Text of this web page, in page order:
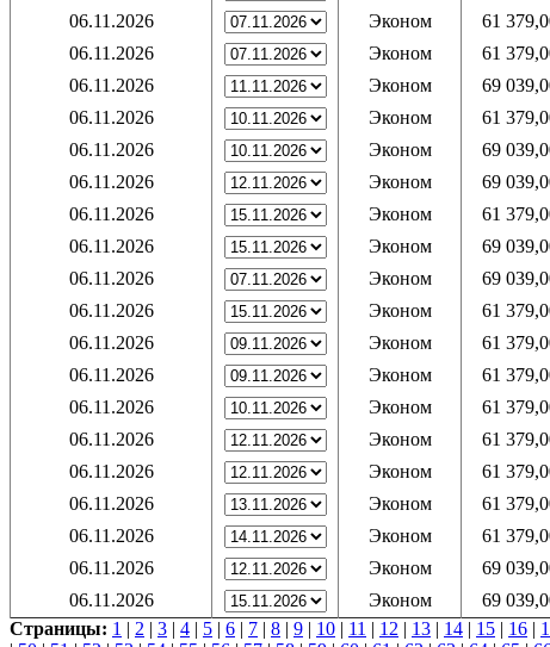
06.11.2026
Эконом 61
06.11.2026
Эконом 61
06.11.2026
Эконом 69
06.11.2026
Эконом 61
06.11.2026
Эконом 69
06.11.2026
Эконом 69
06.11.2026
Эконом 61
06.11.2026
Эконом 69
06.11.2026
Эконом 69
06.11.2026
Эконом 61
06.11.2026
Эконом 61
06.11.2026
Эконом 61
06.11.2026
Эконом 61
06.11.2026
Эконом 61
06.11.2026
Эконом 61
06.11.2026
Эконом 61
06.11.2026
Эконом 61
06.11.2026
Эконом 69
06.11.2026
Эконом 69
Страницы: 1 | 2 | 3 | 4 | 5 | 6 | 7 | 8 | 9 | 10 | 11 | 12 | 13 | 14 | 15 | 16 |